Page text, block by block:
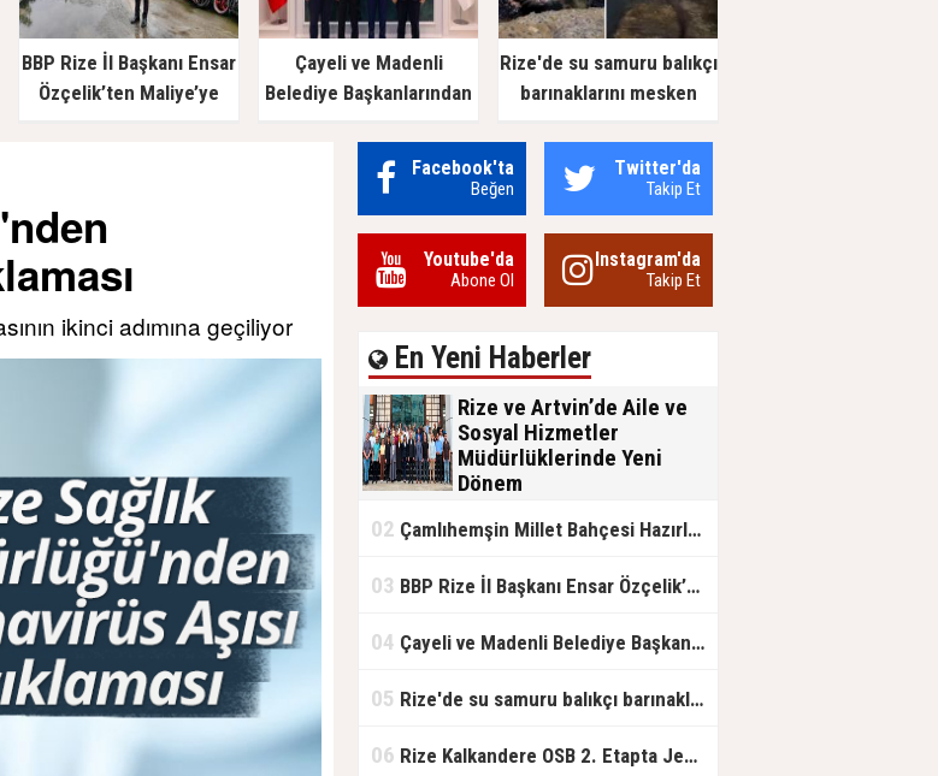
BBP Rize İl Başkanı Ensar
Özçelik’ten Maliye’ye
Çayeli ve Madenli
Belediye Başkanlarından
Rize'de su samuru balıkçı
barınaklarını mesken
ikinci adımına geçiliyor
Facebook'ta
Beğen
Twitter'da
Takip Et
Youtube'da
Abone Ol
Instagram'da
Takip Et
En Yeni Haberler
Rize ve Artvin’de Aile ve
Sosyal Hizmetler
Müdürlüklerinde Yeni
Dönem
bünyesinde Rize ve Artvin İl
Müdürlüklerinde gerçekleşen görev
devlet geleneğinin ön plana çıktığı
02 Çamlıhemşin Millet Bahçesi Hazırlanıyor
03 BBP Rize İl Başkanı Ensar Özçelik’ten Maliye’ye Çağrı: "Esnafın Ekmek Teknesine Haciz Borcu Ödetmez, Üretimi Durdurur!"
04 Çayeli ve Madenli Belediye Başkanlarından Bakan Kurum’a Ziyaret
05 Rize'de su samuru balıkçı barınaklarını mesken tuttu
06 Rize Kalkandere OSB 2. Etapta Jeolojik Etüt Çalışmaları Başladı